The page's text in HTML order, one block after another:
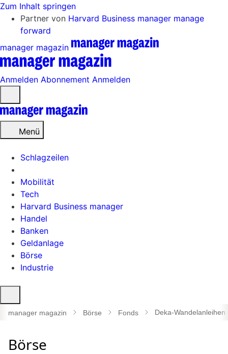
Zum Inhalt springen
Partner von Harvard Business manager manage
forward
manager magazin
Anmelden Abonnement Anmelden
öffnen
Menü
Schlagzeilen
Mobilität
Tech
Harvard Business manager
Handel
Banken
Geldanlage
Börse
Industrie
öffnen
manager magazin Börse Fonds Deka-Wandelanleihen